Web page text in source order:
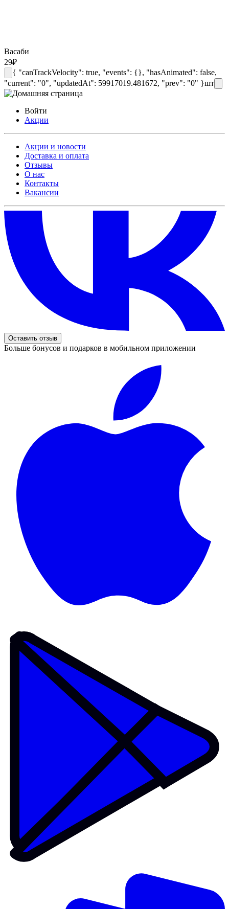
Васаби
29₽
{ "canTrackVelocity": true, "events": {}, "hasAnimated": false,
"current": "0", "updatedAt": 59917019.481672, "prev": "0" }шт
Войти
Акции
Акции и новости
Доставка и оплата
Отзывы
О нас
Контакты
Вакансии
Оставить отзыв
Больше бонусов и подарков в мобильном приложении